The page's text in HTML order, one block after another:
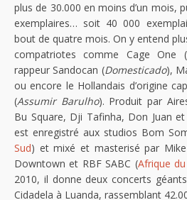
plus de 30.000 en moins d’un mois,
exemplaires… soit 40 000
bout de quatre mois. On y entend
compatriotes comme Cage One (
rappeur Sandocan (Domesticado),
ou encore le Hollandais d’origine
(Assumir Barulho). Produit par
Bu Square, Dji Tafinha, Don Juan
est enregistré aux studios Bom
Sud) et mixé et masterisé par
Downtown et RBF SABC (Afrique
2010, il donne deux concerts
Cidadela à Luanda, rassemblant